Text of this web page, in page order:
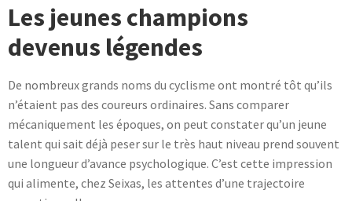
Les jeunes champions
devenus légendes
De nombreux grands noms du cyclisme ont montré tôt qu’ils
n’étaient pas des coureurs ordinaires. Sans comparer
mécaniquement les époques, on peut constater qu’un jeune
talent qui sait déjà peser sur le très haut niveau prend souvent
une longueur d’avance psychologique. C’est cette impression
qui alimente, chez Seixas, les attentes d’une trajectoire